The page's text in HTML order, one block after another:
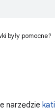
były pomocne?
narzędzie kati